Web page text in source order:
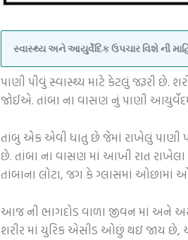
સ્વાસ્થ્ય અને આયુર્વેદિક ઉપચાર વિશે ની
પાણી પીવું સ્વાસ્થ્ય માટે કેટલું જરૂરી છે.
જોઈએ. તાંબા ના વાસણ નું પાણી
તાંબુ એક એવી ધાતુ છે જેમાં રાખેલું પાણી
છે. તાંબા ના વાસણ માં આખી રાત
તાંબાના લોટા, જગ કે ગ્લાસમાં ઓછામાં
આજ ની ભાગદોડ વાળા જીવન માં અને
શરીર માં યુરિક એસીડ ઓછું થઇ જાય છે,